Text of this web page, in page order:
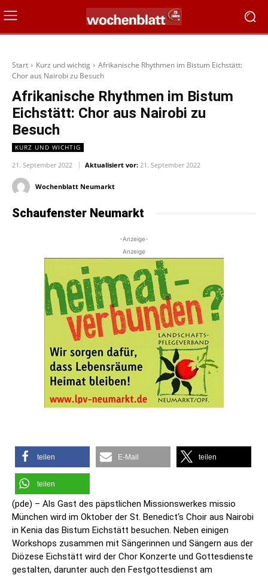
Start Kurz und wichtig
Afrikanische Rhythmen im Bistum Eichstätt:
Chor aus Nairobi zu Besuch
Afrikanische Rhythmen im Bistum
Eichstätt: Chor aus Nairobi zu
Besuch
KURZ UND WICHTIG
21. September 2022 Aktualisiert vor: 21. September 2022
Wochenblatt Neumarkt
Schaufenster Neumarkt
-Anzeige-
Anzeige
teilen E-Mail teilen
teilen
(pde) – Als Gast des päpstlichen Missionswerkes missio
München wird im Oktober der St. Benedict‘s Choir aus Nairobi
in Kenia das Bistum Eichstätt besuchen. Neben einigen
Workshops zusammen mit Sängerinnen und Sängern aus der
Diözese Eichstätt wird der Chor Konzerte und Gottesdienste
gestalten, darunter auch den Festgottesdienst am